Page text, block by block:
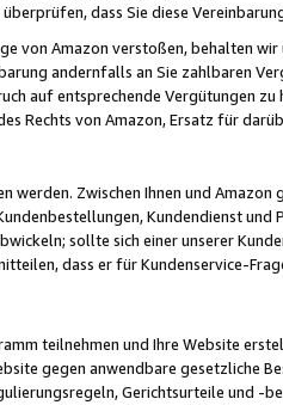
dass Sie diese
von Amazon verstoßen, behalten
andernfalls an Sie zahlbaren
auf entsprechende Vergütungen
Rechts von Amazon, Ersatz für
werden. Zwischen Ihnen und
Kundendienst
sollte sich einer unserer
dass er für Kundenservice-
teilnehmen und Ihre Website
gegen anwendbare gesetzliche
Gerichtsurteile und -